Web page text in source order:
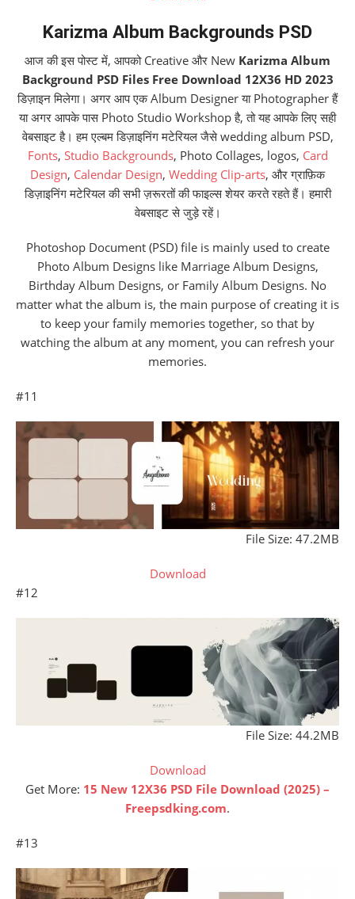
Karizma Album Backgrounds PSD
आज की इस पोस्ट में, आपको Creative और New Karizma Album
Background PSD Files Free Download 12X36 HD 2023
डिज़ाइन मिलेगा। अगर आप एक Album Designer या Photographer हैं
या अगर आपके पास Photo Studio Workshop है, तो यह आपके लिए सही
वेबसाइट है। हम एल्बम डिज़ाइनिंग मटेरियल जैसे wedding album PSD,
Fonts, Studio Backgrounds, Photo Collages, logos, Card
Design, Calendar Design, Wedding Clip-arts, और ग्राफ़िक
डिज़ाइनिंग मटेरियल की सभी ज़रूरतों की फाइल्स शेयर करते रहते हैं। हमारी
वेबसाइट से जुड़े रहें।
Photoshop Document (PSD) file is mainly used to create
Photo Album Designs like Marriage Album Designs,
Birthday Album Designs, or Family Album Designs. No
matter what the album is, the main purpose of creating it is
to keep your family memories together, so that by
watching the album at any moment, you can refresh your
memories.
#11
File Size: 47.2MB
Download
#12
File Size: 44.2MB
Download
Get More: 15 New 12X36 PSD File Download (2025) –
Freepsdking.com.
#13